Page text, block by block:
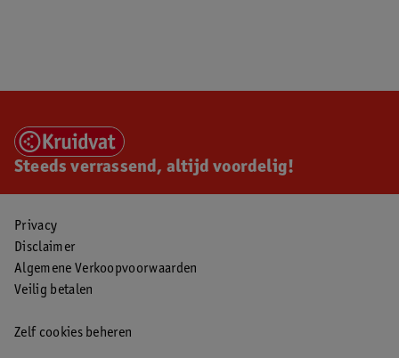
Steeds verrassend, altijd voordelig!
Privacy
Disclaimer
Algemene Verkoopvoorwaarden
Veilig betalen
Zelf cookies beheren